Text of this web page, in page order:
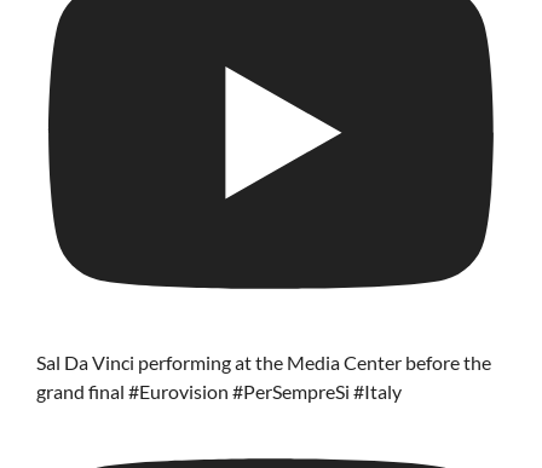
Sal Da Vinci performing at the Media Center before the
grand final #Eurovision #PerSempreSi #Italy